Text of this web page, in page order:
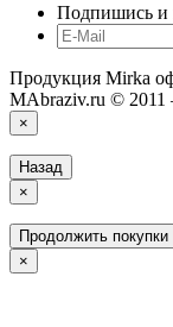
Подпишись и
Продукция Mirka
MAbraziv.ru © 2011
×
Назад
×
Продолжить покупки
×